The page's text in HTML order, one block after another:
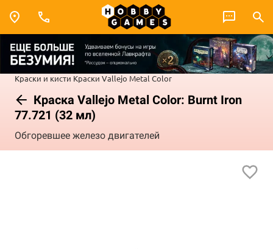
Краски и кисти Краски Vallejo Metal Color
Краска Vallejo Metal Color: Burnt Iron
77.721 (32 мл)
Обгоревшее железо двигателей